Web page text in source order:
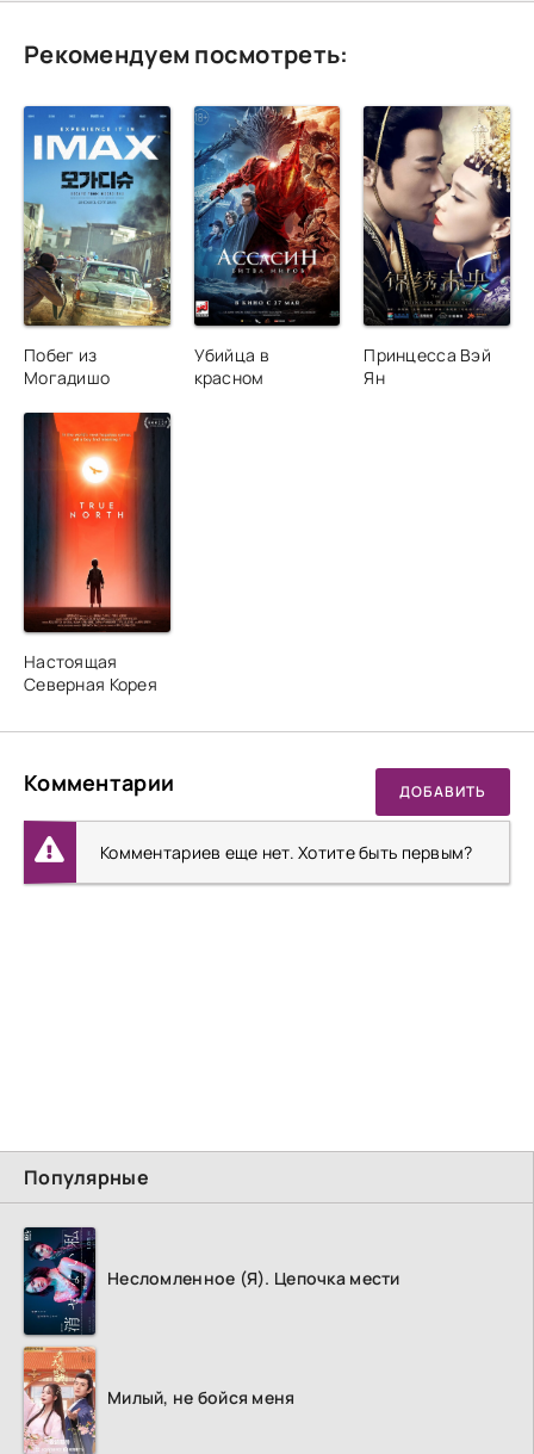
Популярные
Несломленное (Я). Цепочка мести
Милый, не бойся меня
Рекомендуем посмотреть:
Побег из
Могадишо
Убийца в
красном
Принцесса Вэй
Ян
Настоящая
Северная Корея
Комментарии ДОБАВИТЬ
Комментариев еще нет. Хотите быть первым?